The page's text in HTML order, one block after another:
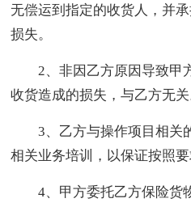
无偿运到指定的收货人，并
损失。
2、非因乙方原因导致甲
收货造成的损失，与乙方无关
3、乙方与操作项目相关
相关业务培训，以保证按照要
4、甲方委托乙方保险货